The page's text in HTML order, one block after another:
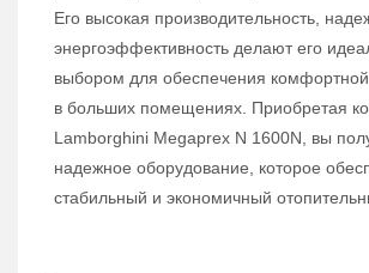
Его высокая производительность,
энергоэффективность делают его
выбором для обеспечения
в больших помещениях. Приобретая
Lamborghini Megaprex N 1600N, вы
надежное оборудование, которое
стабильный и экономичный